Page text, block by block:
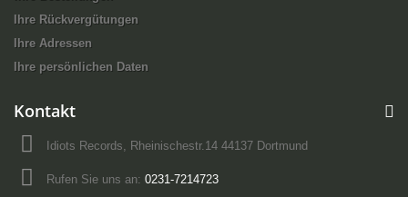
Ihre Rückvergütungen
Ihre Adressen
Ihre persönlichen Daten
Kontakt
Idiots Records, Rheinischestr.14 44137 Dortmund
Rufen Sie uns an: 0231-7214723